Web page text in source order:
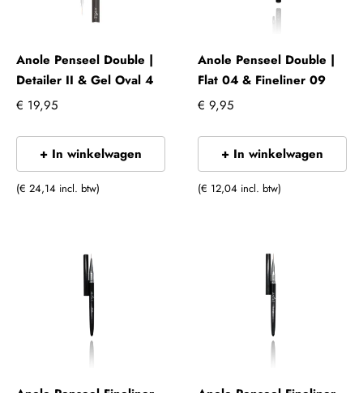
Anole Penseel Double |
Detailer II & Gel Oval 4
€ 19,95
+ In winkelwagen
(€ 24,14 incl. btw)
Anole Penseel Double |
Flat 04 & Fineliner 09
€ 9,95
+ In winkelwagen
(€ 12,04 incl. btw)